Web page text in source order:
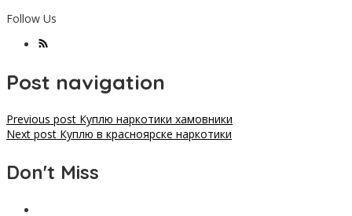
Follow Us
Post navigation
Previous post Куплю наркотики хамовники
Next post Куплю в красноярске наркотики
Don't Miss